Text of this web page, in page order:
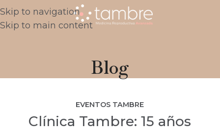
Skip to navigation
Skip to main content
Blog
EVENTOS TAMBRE
Clínica Tambre: 15 años